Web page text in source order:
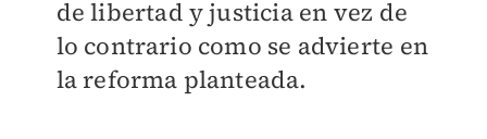
de libertad y justicia en vez de
lo contrario como se advierte en
la reforma planteada.